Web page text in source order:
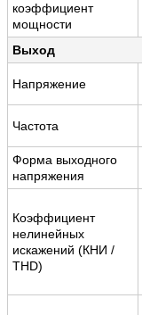
коэффициент
мощности
Выход
Напряжение
Частота
Форма выходного
напряжения
Коэффициент
нелинейных
искажений (КНИ /
THD)